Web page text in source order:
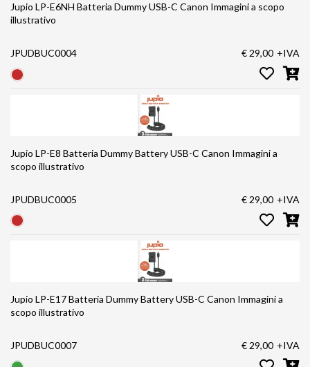
Jupio LP-E6NH Batteria Dummy USB-C Canon Immagini a scopo
illustrativo
JPUDBUC0004 € 29,00 +IVA
Jupio LP-E8 Batteria Dummy Battery USB-C Canon Immagini a
scopo illustrativo
JPUDBUC0005 € 29,00 +IVA
Jupio LP-E17 Batteria Dummy Battery USB-C Canon Immagini a
scopo illustrativo
JPUDBUC0007 € 29,00 +IVA